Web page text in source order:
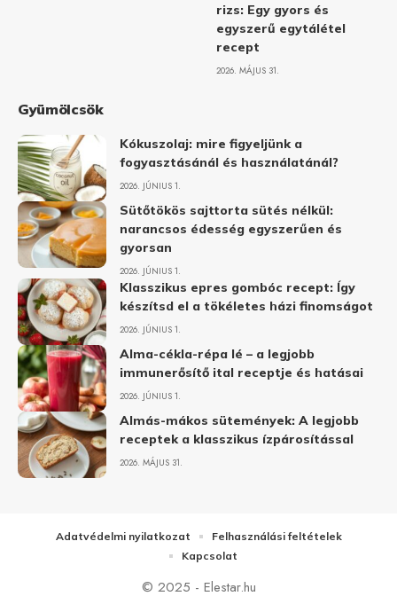
rizs: Egy gyors és
egyszerű egytálétel
recept
2026. MÁJUS 31.
Gyümölcsök
Kókuszolaj: mire figyeljünk a
fogyasztásánál és használatánál?
2026. JÚNIUS 1.
Sütőtökös sajttorta sütés nélkül:
narancsos édesség egyszerűen és
gyorsan
2026. JÚNIUS 1.
Klasszikus epres gombóc recept: Így
készítsd el a tökéletes házi finomságot
2026. JÚNIUS 1.
Alma-cékla-répa lé – a legjobb
immunerősítő ital receptje és hatásai
2026. JÚNIUS 1.
Almás-mákos sütemények: A legjobb
receptek a klasszikus ízpárosítással
2026. MÁJUS 31.
© 2025 - Elestar.hu
Adatvédelmi nyilatkozat
Felhasználási feltételek
Kapcsolat